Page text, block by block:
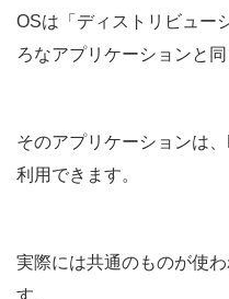
OSは「ディストリビュー
ろなアプリケーションと
そのアプリケーションは
利用できます。
実際には共通のものが使
す。